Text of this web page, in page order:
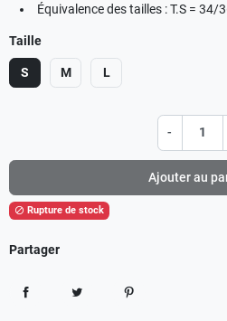
Équivalence des tailles : T.S = 34/
Taille
S M L
-
Ajouter au
 Rupture de stock
Partager